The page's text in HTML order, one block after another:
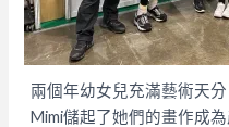
兩個年幼女兒充滿藝術天分
Mimi儲起了她們的畫作成為